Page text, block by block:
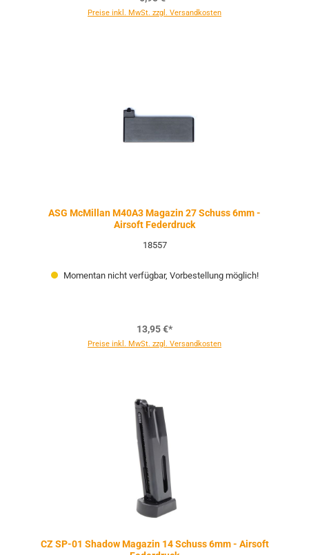
Preise inkl. MwSt. zzgl. Versandkosten
ASG McMillan M40A3 Magazin 27 Schuss 6mm -
Airsoft Federdruck
18557
Momentan nicht verfügbar, Vorbestellung möglich!
13,95 €*
Preise inkl. MwSt. zzgl. Versandkosten
CZ SP-01 Shadow Magazin 14 Schuss 6mm - Airsoft